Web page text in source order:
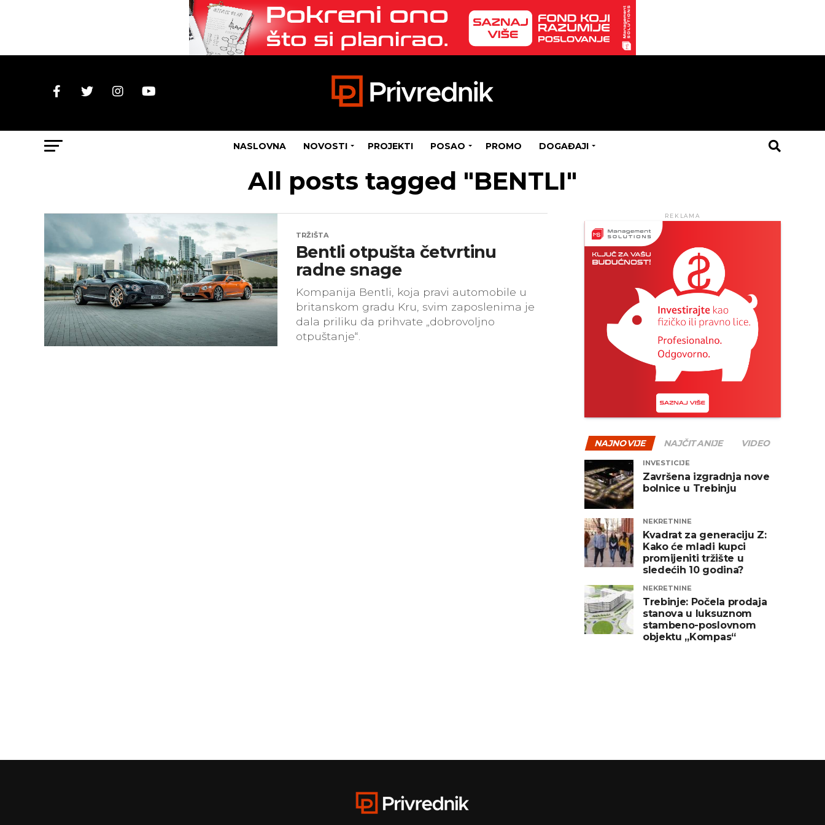
NASLOVNA NOVOSTI PROJEKTI POSAO PROMO DOGAĐAJI
All posts tagged "BENTLI"
TRŽIŠTA
Bentli otpušta četvrtinu
radne snage
Kompanija Bentli, koja pravi automobile u
britanskom gradu Kru, svim zaposlenima je
dala priliku da prihvate „dobrovoljno
otpuštanje“.
REKLAMA
NAJNOVIJE NAJČITANIJE VIDEO
INVESTICIJE
Završena izgradnja nove
bolnice u Trebinju
NEKRETNINE
Kvadrat za generaciju Z:
Kako će mladi kupci
promijeniti tržište u
sledećih 10 godina?
NEKRETNINE
Trebinje: Počela prodaja
stanova u luksuznom
stambeno-poslovnom
objektu „Kompas“